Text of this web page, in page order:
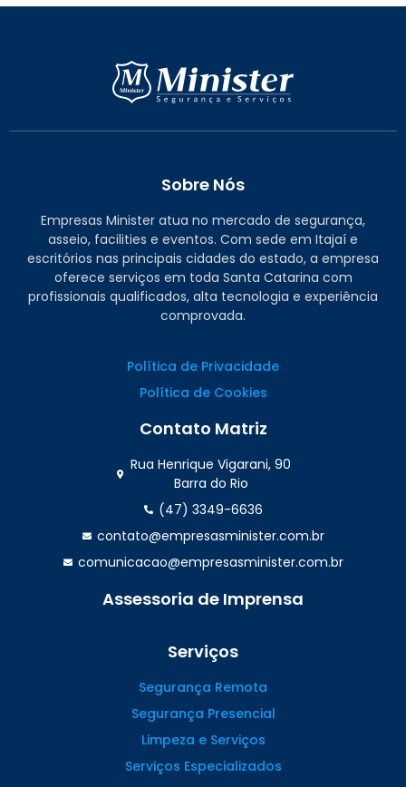
Sobre Nós
Empresas Minister atua no mercado de segurança,
asseio, facilities e eventos. Com sede em Itajaí e
escritórios nas principais cidades do estado, a empresa
oferece serviços em toda Santa Catarina com
profissionais qualificados, alta tecnologia e experiência
comprovada.
Política de Privacidade
Política de Cookies
Contato Matriz
Rua Henrique Vigarani, 90
Barra do Rio
(47) 3349-6636
contato@empresasminister.com.br
comunicacao@empresasminister.com.br
(47) 99988.4642
Assessoria de Imprensa
Serviços
Segurança Remota
Segurança Presencial
Limpeza e Serviços
Serviços Especializados